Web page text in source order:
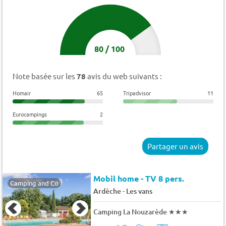
80/100
Note basée sur les 78 avis du web suivants :
Homair 65 Tripadvisor 11
Eurocampings 2
Partager un avis
Camping and Co Mobil home - TV 8 pers.
Ardèche- Les vans
Camping La Nouzarède ★★★